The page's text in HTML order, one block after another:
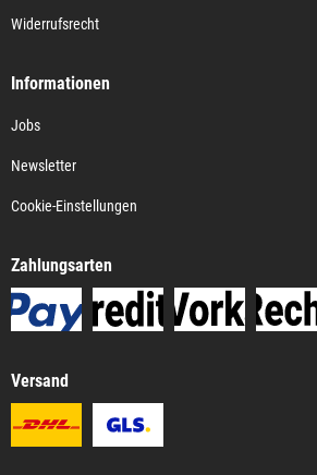
Widerrufsrecht
Informationen
Jobs
Newsletter
Cookie-Einstellungen
Zahlungsarten
Versand